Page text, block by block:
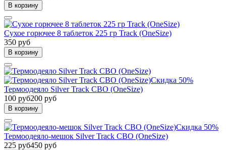
В корзину
Сухое горючее 8 таблеток 225 гр Track (OneSize)
350 руб
В корзину
Скидка 50%
Термоодеяло Silver Track СВО (OneSize)
100 руб200 руб
В корзину
Скидка 50%
Термоодеяло-мешок Silver Track СВО (OneSize)
225 руб450 руб